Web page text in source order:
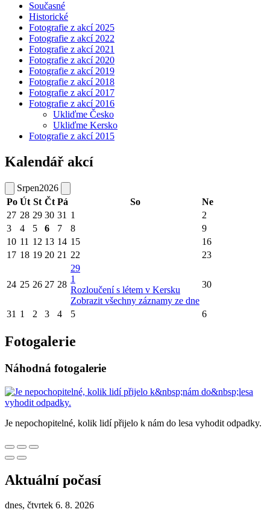
Současné
Historické
Fotografie z akcí 2025
Fotografie z akcí 2022
Fotografie z akcí 2021
Fotografie z akcí 2020
Fotografie z akcí 2019
Fotografie z akcí 2018
Fotografie z akcí 2017
Fotografie z akcí 2016
Ukliďme Česko
Ukliďme Kersko
Fotografie z akcí 2015
Kalendář akcí
Srpen2026
Po Út St Čt Pá So
Ne
27 28 29 30 31 1
2
3
4 5 6 7 8
9
10 11 12 13 14 15
16
17 18 19 20 21 22 23
24 25 26 27 28
29
1
Rozloučení s létem v Kersku
Zobrazit všechny záznamy ze dne
30
31 1 2 3 4 5 6
Fotogalerie
Náhodná fotogalerie
Je nepochopitelné, kolik lidí přijelo k nám do lesa vyhodit odpadky.
Aktuální počasí
dnes, čtvrtek 6. 8. 2026